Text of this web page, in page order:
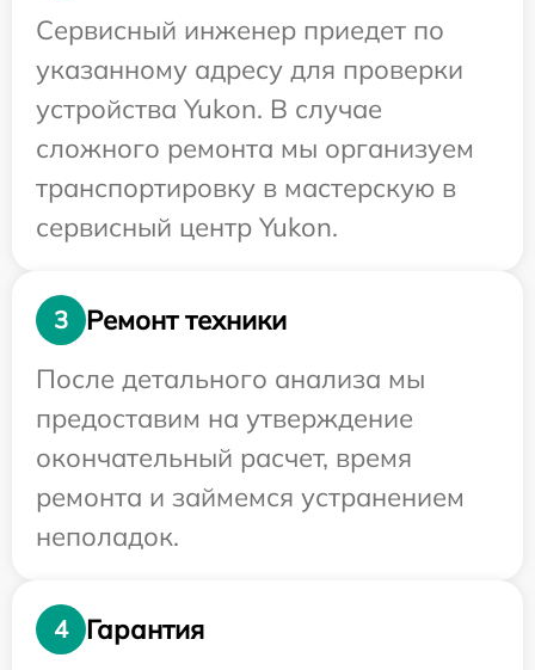
Сервисный инженер приедет по
указанному адресу для проверки
устройства Yukon. В случае
сложного ремонта мы организуем
транспортировку в мастерскую в
сервисный центр Yukon.
3
Ремонт техники
После детального анализа мы
предоставим на утверждение
окончательный расчет, время
ремонта и займемся устранением
неполадок.
4
Гарантия